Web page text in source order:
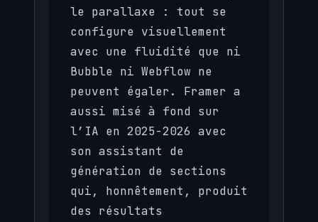
le parallaxe : tout se
configure visuellement
avec une fluidité que ni
Bubble ni Webflow ne
peuvent égaler. Framer a
aussi misé à fond sur
l’IA en 2025-2026 avec
son assistant de
génération de sections
qui, honnêtement, produit
des résultats